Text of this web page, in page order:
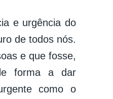
e urgência do
de todos nós.
e que fosse,
forma a dar
como o